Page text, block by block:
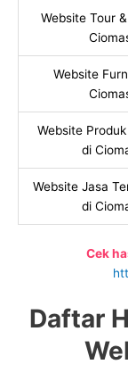
Website Tour
Website
Website
di
Website Jasa
di
Cek
Daftar